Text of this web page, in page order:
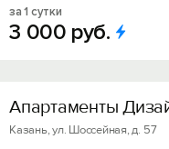
за 1 сутки
3 000 руб.
Апартаменты
Казань, ул. Шоссейная, д. 57